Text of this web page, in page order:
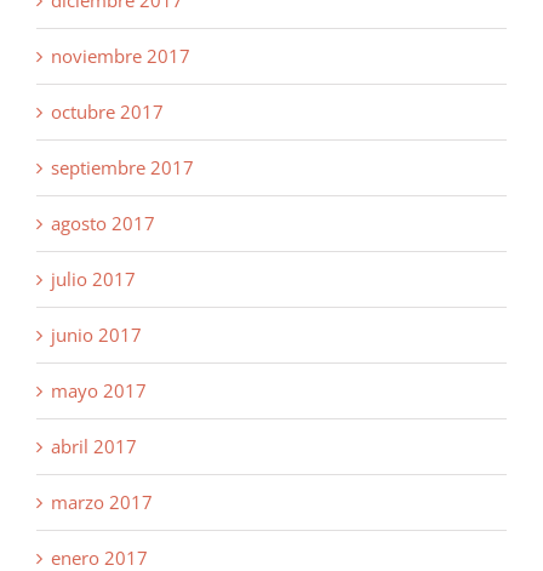
noviembre 2017
octubre 2017
septiembre 2017
agosto 2017
julio 2017
junio 2017
mayo 2017
abril 2017
marzo 2017
enero 2017